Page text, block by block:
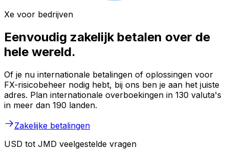
Xe voor bedrijven
Eenvoudig zakelijk betalen over de
hele wereld.
Of je nu internationale betalingen of oplossingen voor
FX-risicobeheer nodig hebt, bij ons ben je aan het juiste
adres. Plan internationale overboekingen in 130 valuta's
in meer dan 190 landen.
Zakelijke betalingen
USD tot JMD veelgestelde vragen